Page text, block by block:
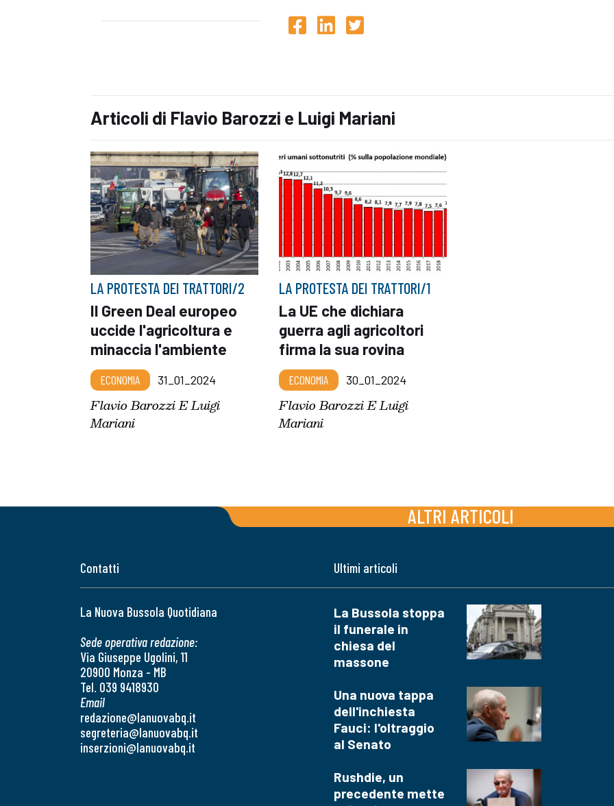
Articoli di Flavio Barozzi e Luigi Mariani
LA PROTESTA DEI TRATTORI/2
Il Green Deal europeo
uccide l'agricoltura e
minaccia l'ambiente
ECONOMIA 31_01_2024
Flavio Barozzi E Luigi
Mariani
LA PROTESTA DEI TRATTORI/1
La UE che dichiara
guerra agli agricoltori
firma la sua rovina
ECONOMIA 30_01_2024
Flavio Barozzi E Luigi
Mariani
ALTRI ARTICOLI
Contatti
La Nuova Bussola Quotidiana
Sede operativa redazione:
Via Giuseppe Ugolini, 11
20900 Monza - MB
Tel. 039 9418930
Email
redazione@lanuovabq.it
segreteria@lanuovabq.it
inserzioni@lanuovabq.it
Ultimi articoli
La Bussola stoppa
il funerale in
chiesa del
massone
Una nuova tappa
dell'inchiesta
Fauci: l'oltraggio
al Senato
Rushdie, un
precedente mette